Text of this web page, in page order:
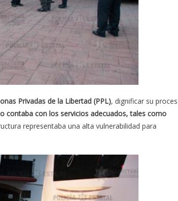
Privadas de la Libertad (PPL), dignificar su
contaba con los servicios adecuados, tales como
representaba una alta vulnerabilidad para